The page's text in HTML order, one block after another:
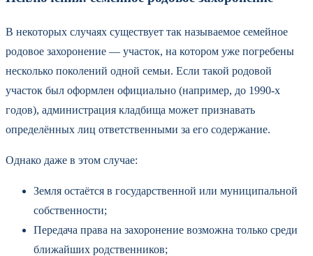
В некоторых случаях существует так называемое семейное
родовое захоронение — участок, на котором уже погребены
несколько поколений одной семьи. Если такой родовой
участок был оформлен официально (например, до 1990-х
годов), администрация кладбища может признавать
определённых лиц ответственными за его содержание.
Однако даже в этом случае:
Земля остаётся в государственной или муниципальной
собственности;
Передача права на захоронение возможна только среди
ближайших родственников;